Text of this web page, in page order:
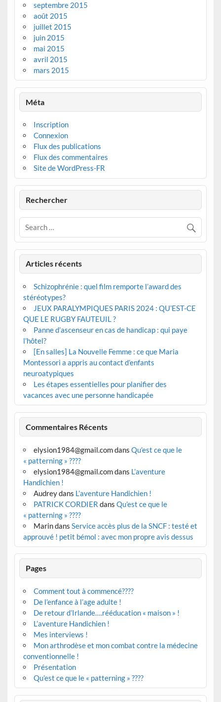
septembre 2015
août 2015
juillet 2015
juin 2015
mai 2015
avril 2015
mars 2015
Méta
Inscription
Connexion
Flux des publications
Flux des commentaires
Site de WordPress-FR
Rechercher
Articles récents
Schizophrénie : quel film remporte l’award des
stéréotypes?
JEUX PARALYMPIQUES PARIS 2024 : QU’EST-CE
QUE LE RUGBY FAUTEUIL ?
Panne d’ascenseur en cas de handicap : qui paye
l’hôtel?
[En salles] La Nouvelle Femme : ce que Maria
Montessori a appris au contact d’enfants
neuroatypiques
Les étapes essentielles pour planifier des
vacances avec une personne handicapée
Commentaires Récents
elysion1984@gmail.comdans Qu’est ce que le
« patterning » ????
elysion1984@gmail.comdans L’aventure
Handichien !
Audreydans L’aventure Handichien !
PATRICK CORDIER dans Qu’est ce que le
« patterning » ????
Marindans Service accès plus de la SNCF : testé et
approuvé ! petit bémol : avec mon propre avis dessus
Pages
Comment tout à commencé????
De l’enfance à l’age adulte !
De retour d’Irlande….rééducation « maison » !
L’aventure Handichien !
Mes interviews !
Mon arthrodèse et mon combat contre la médecine
conventionnelle !
Présentation
Qu’est ce que le « patterning » ????